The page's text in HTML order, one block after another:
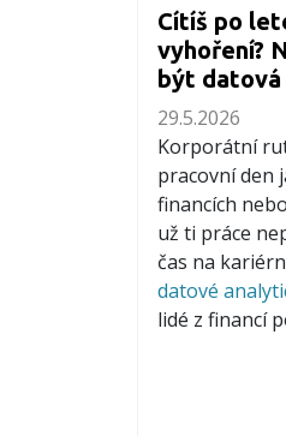
Cítíš po
vyhoření?
být
29.5.2026
Korporátní
pracovní den
financích
už ti práce
čas na
datové
lidé z financí